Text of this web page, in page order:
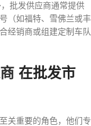
批发供应商通常提供
（如福特、雪佛兰或丰
经销商或组建定制车队
在批发市
关重要的角色，他们专